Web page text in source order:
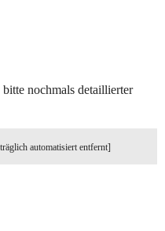
nochmals detaillierter
automatisiert entfernt]